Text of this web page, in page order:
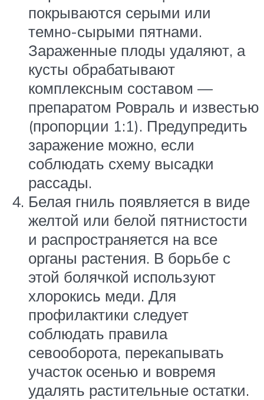
покрываются серыми или
темно-сырыми пятнами.
Зараженные плоды удаляют, а
кусты обрабатывают
комплексным составом —
препаратом Ровраль и известью
(пропорции 1:1). Предупредить
заражение можно, если
соблюдать схему высадки
рассады.
Белая гниль появляется в виде
желтой или белой пятнистости
и распространяется на все
органы растения. В борьбе с
этой болячкой используют
хлорокись меди. Для
профилактики следует
соблюдать правила
севооборота, перекапывать
участок осенью и вовремя
удалять растительные остатки.